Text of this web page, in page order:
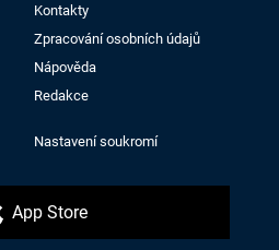
Kontakty
Zpracování osobních údajů
Nápověda
Redakce
Nastavení soukromí
App Store